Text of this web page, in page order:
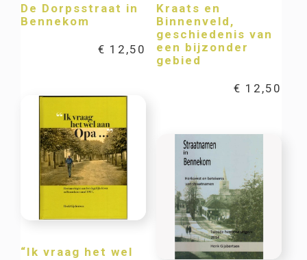
De Dorpsstraat in
Bennekom
€ 12,50
Kraats en
Binnenveld,
geschiedenis van
een bijzonder
gebied
€ 12,50
“Ik vraag het wel